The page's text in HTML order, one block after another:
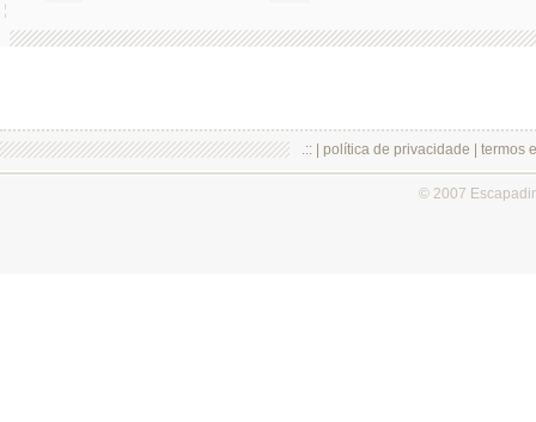
.:: | política de privacidade termos
© 2007